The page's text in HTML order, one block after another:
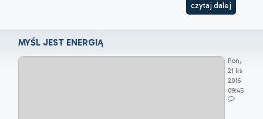
czytaj dalej
MYŚL JEST ENERGIĄ
Pon,
21 lis
2016
09:45